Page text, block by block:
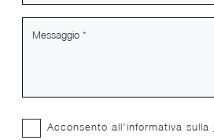
Acconsento all'informativa sulla